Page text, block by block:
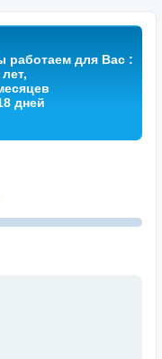
работаем для Вас :
лет,
дней